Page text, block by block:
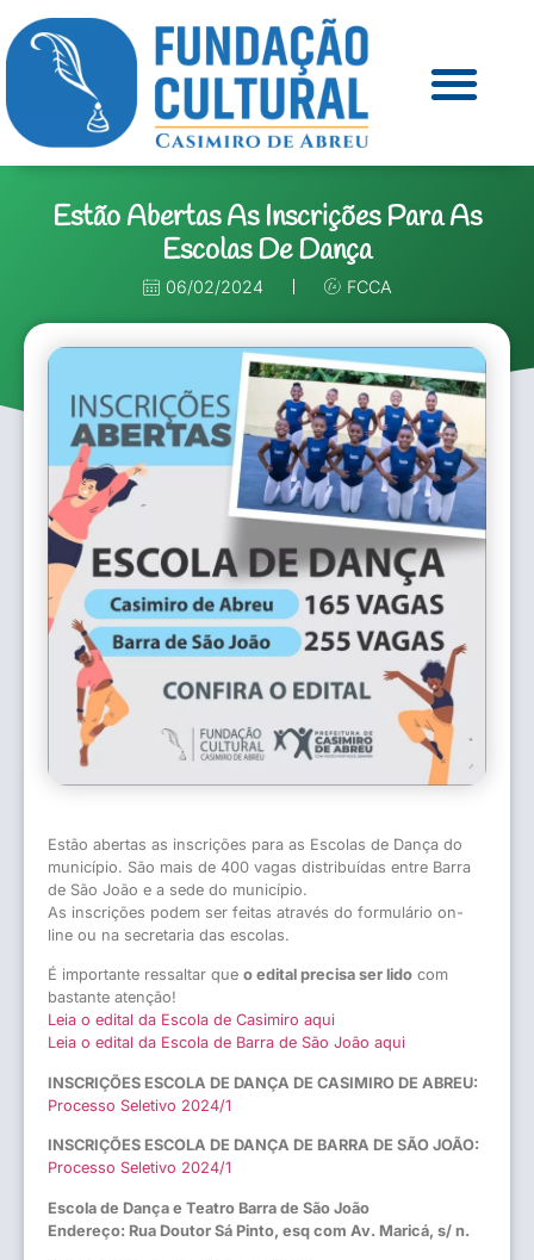
Estão Abertas As Inscrições Para As
Escolas De Dança
06/02/2024 FCCA
Estão abertas as inscrições para as Escolas de Dança do
município. São mais de 400 vagas distribuídas entre Barra
de São João e a sede do município.
As inscrições podem ser feitas através do formulário on-
line ou na secretaria das escolas.
É importante ressaltar que o edital precisa ser lido com
bastante atenção!
Leia o edital da Escola de Casimiro aqui
Leia o edital da Escola de Barra de São João aqui
INSCRIÇÕES ESCOLA DE DANÇA DE CASIMIRO DE ABREU:
Processo Seletivo 2024/1
INSCRIÇÕES ESCOLA DE DANÇA DE BARRA DE SÃO JOÃO:
Processo Seletivo 2024/1
Escola de Dança e Teatro Barra de São João
Endereço: Rua Doutor Sá Pinto, esq com Av. Maricá, s/ n.